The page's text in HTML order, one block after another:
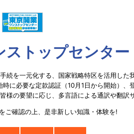
ストップセンター
を一元化する、国家戦略特区を活用した
に必要な定款認証（10月1日から開始）、
の要望に応じ、多言語による通訳や翻訳
ご確認の上、是非新しい知識・体験を!